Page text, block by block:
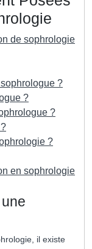
de sophrologie
?
?
?
?
en sophrologie
il existe